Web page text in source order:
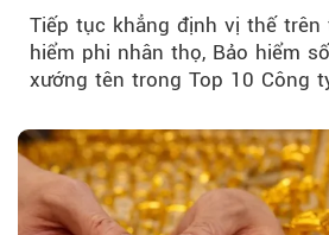
2026
Tiếp tục khẳng định vị thế trên
hiểm phi nhân thọ, Bảo hiểm
xướng tên trong Top 10 Công